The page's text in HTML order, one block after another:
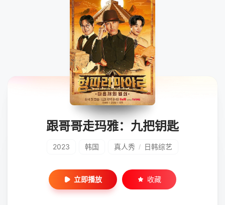
跟哥哥走玛雅：九把钥匙
2023 韩国 真人秀 / 日韩综艺
立即播放 收藏